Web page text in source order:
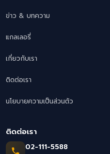
ข่าว & บทความ
แกลเลอรี่
เกี่ยวกับเรา
ติดต่อเรา
นโยบายความเป็นส่วนตัว
ติดต่อเรา
02-111-5588